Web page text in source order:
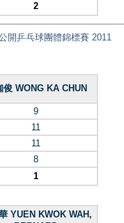
2
開乒乓球團體錦標賽 2011
俊 WONG KA CHUN
9
11
11
8
1
YUEN KWOK WAH,